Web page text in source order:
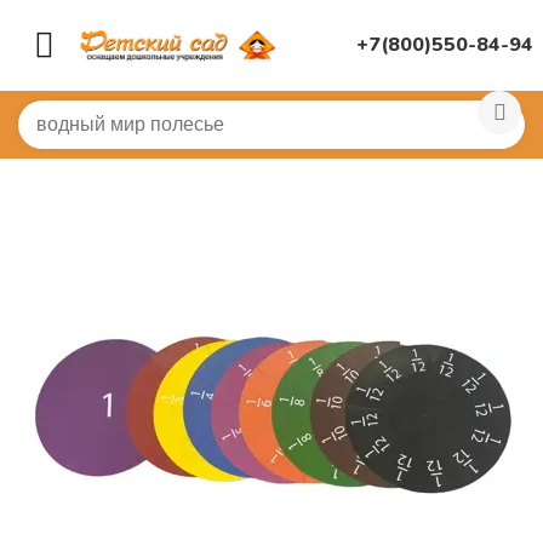
+7(800)550-84-94
Главная / ДИДАКТИЧЕСКИЕ ИГРЫ Прочие пособия